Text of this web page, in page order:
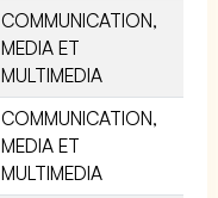
COMMUNICATION,
MEDIA ET
MULTIMEDIA
COMMUNICATION,
MEDIA ET
MULTIMEDIA